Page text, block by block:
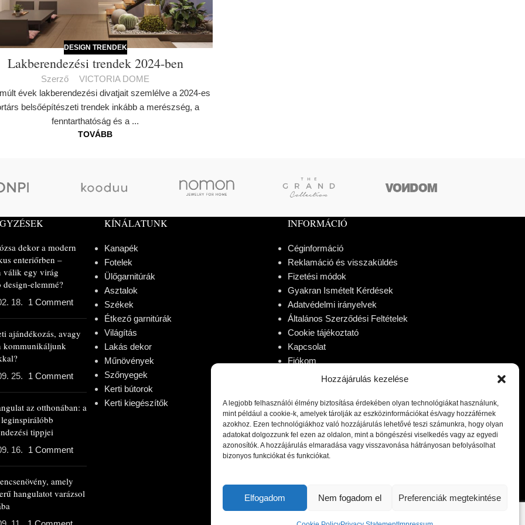
Hozzájárulás kezelése
A legjobb felhasználói élmény biztosítása érdekében olyan technológiákat használunk,
mint például a cookie-k, amelyek tárolják az eszközinformációkat és/vagy hozzáférnek
azokhoz. Ezen technológiákhoz való hozzájárulás lehetővé teszi számunkra, hogy olyan
adatokat dolgozzunk fel ezen az oldalon, mint a böngészési viselkedés vagy az egyedi
azonosítók. A hozzájárulás elmaradása vagy visszavonása hátrányosan befolyásolhat
bizonyos funkciókat és funkciókat.
Elfogadom Nem fogadom el Preferenciák megtekintése
DESIGN TRENDEK
Lakberendezési trendek 2024-ben
Szerző
VICTORIA DOME
évek lakberendezési divatjait szemlélve a 2024-es
belsőépítészeti trendek inkább a merészség, a
fenntarthatóság és a ...
TOVÁBB
dekor a modern
enteriőrben –
válik egy virág
elemmé?
18. 1 Comment
ajándékozás, avagy
kommunikáljunk
25. 1 Comment
az otthonában: a
tippjei
16. 1 Comment
amely
hangulatot varázsol
KÍNÁLATUNK
Kanapék
Fotelek
Ülőgarnitúrák
Asztalok
Székek
Étkező garnitúrák
Világítás
Lakás dekor
Műnövények
Szőnyegek
Kerti bútorok
Kerti kiegészítők
INFORMÁCIÓ
Céginformáció
Reklamáció és visszaküldés
Fizetési módok
Gyakran Ismételt Kérdések
Adatvédelmi irányelvek
Általános Szerződési Feltételek
Cookie tájékoztató
Kapcsolat
Fiókom